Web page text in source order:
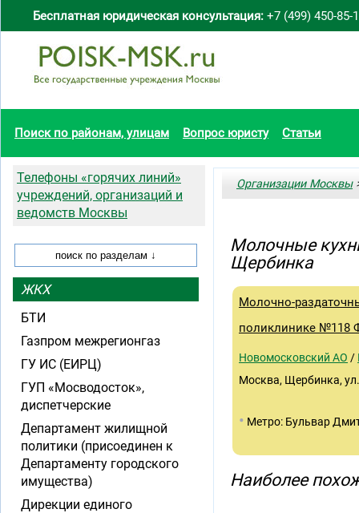
Бесплатная юридическая консультация: +7 (499) 450-85-
Поиск по районам, улицам Вопрос юристу Статьи
Организации Москвы
Молочные
Щербинка
Молочно-
поликлинике №118
Новомосковский АО /
Москва, Щербинка,
• Метро: Бульвар
Наиболее
Телефоны «горячих линий»
учреждений, организаций и
ведомств Москвы
ЖКХ
БТИ
Газпром межрегионгаз
ГУ ИС (ЕИРЦ)
ГУП «Мосводосток»,
диспетчерские
Департамент жилищной
политики (присоединен к
Департаменту городского
имущества)
Дирекции единого